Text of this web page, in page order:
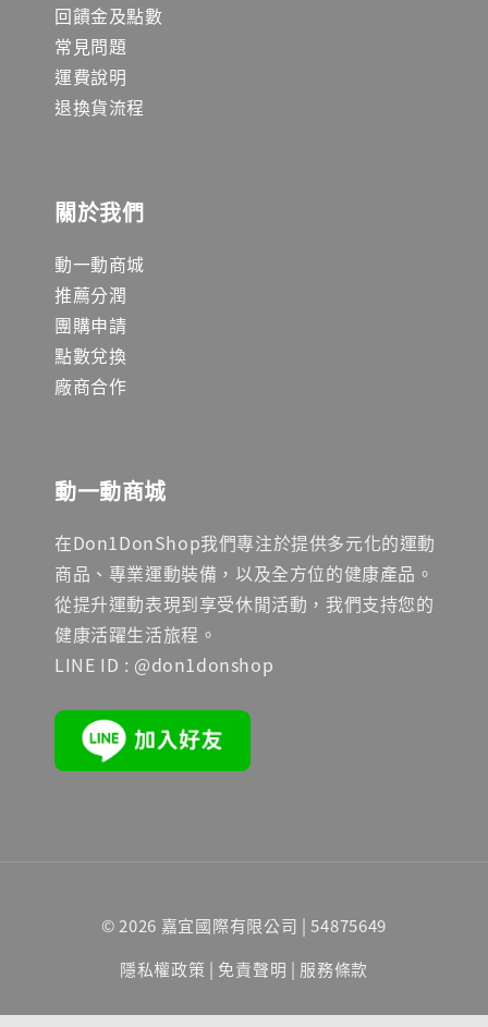
回饋金及點數
常見問題
運費說明
退換貨流程
關於我們
動一動商城
推薦分潤
團購申請
點數兌換
廠商合作
動一動商城
在Don1DonShop我們專注於提供多元化的運動
商品、專業運動裝備，以及全方位的健康產品。
從提升運動表現到享受休閒活動，我們支持您的
健康活躍生活旅程。
LINE ID : @don1donshop
© 2026 嘉宜國際有限公司 | 54875649
隱私權政策 | 免責聲明 | 服務條款